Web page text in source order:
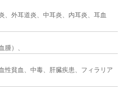
、外耳道炎、中耳炎、内耳炎、耳血
腫）、
性貧血、中毒、肝臓疾患、フィラリア